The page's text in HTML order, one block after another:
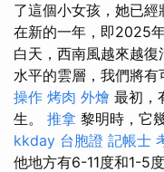
了這個小女孩，她已經
在新的一年，即2025
白天，西南風越來越
水平的雲層，我們將有
操作 烤肉 外燴 最初，
生。 推拿 黎明時，它
kkday 台胞證 記帳士
他地方有6-11度和1-5